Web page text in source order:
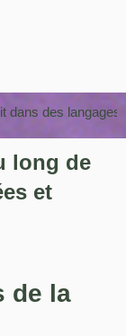
langages
long de
et
de la